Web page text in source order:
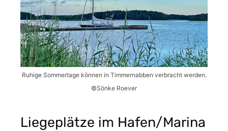
Ruhige Sommertage können in Timmernabben verbracht werden.
©Sönke Roever
Liegeplätze im Hafen/Marina